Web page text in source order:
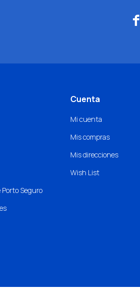

Seguro
Cuenta
Mi cuenta
Mis compras
Mis direcciones
Wish List